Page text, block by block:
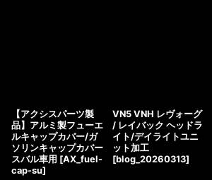
【アクシスパーツ製
品】アルミ製フューエ
ルキャップカバー/ガ
ソリンキャップカバー
スバル車用 [AX_fuel-
cap-su]
VN5 VNH レヴォーグ
/ レイバック ヘッドラ
イト/デイライトユニ
ット加工
[blog_20260313]